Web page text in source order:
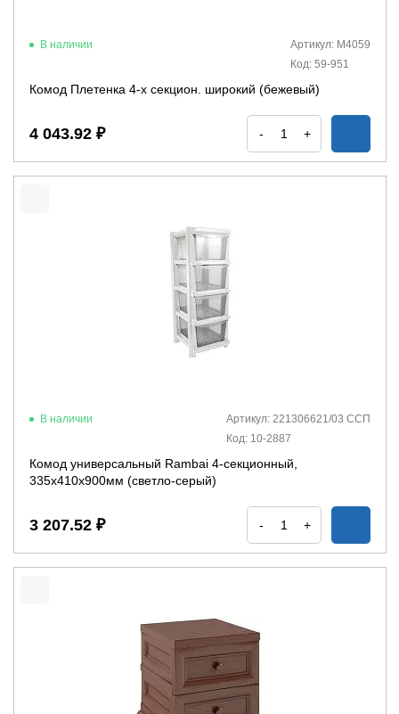
В наличии
Артикул: М4059
Код: 59-951
Комод Плетенка 4-х секцион. широкий (бежевый)
4 043.92 ₽ - +
В наличии
Артикул: 221306621/03 ССП
Код: 10-2887
Комод универсальный Rambai 4-секционный,
335х410х900мм (светло-серый)
3 207.52 ₽ - +